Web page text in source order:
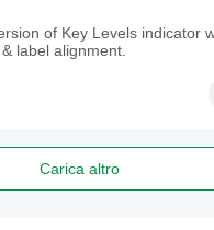
of Key Levels indicator
label alignment.
Carica altro